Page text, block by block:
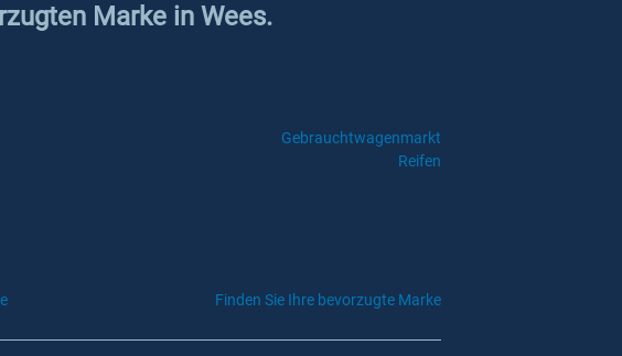
Marke in Wees.
Gebrauchtwagenmarkt
Reifen
Finden Sie Ihre bevorzugte Marke